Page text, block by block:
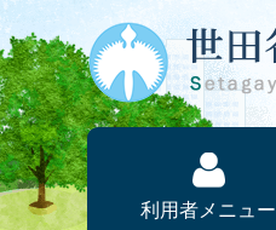
本文へ
利用者メニュー